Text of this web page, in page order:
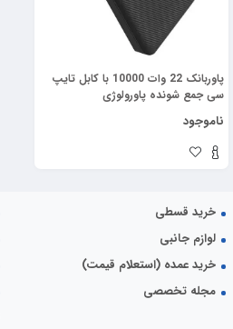
پاوربانک 22 وات 10000 با کابل تایپ
سی جمع شونده پاورولوژی
PPBCHA71
ناموجود
خرید قسطی
لوازم جانبی
خرید عمده (استعلام قیمت)
مجله تخصصی